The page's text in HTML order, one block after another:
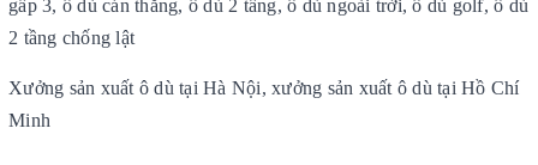
gấp 3, ô dù cán thẳng, ô dù 2 tầng, ô dù ngoài trời, ô dù golf, ô dù
2 tầng chống lật
Xưởng sản xuất ô dù tại Hà Nội, xưởng sản xuất ô dù tại Hồ Chí
Minh